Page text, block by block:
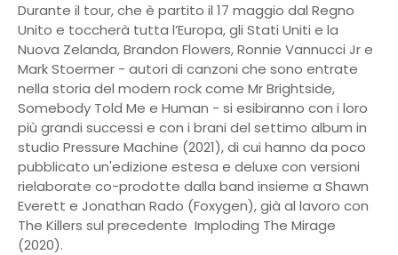
Durante il tour, che è partito il 17 maggio dal Regno
Unito e toccherà tutta l’Europa, gli Stati Uniti e la
Nuova Zelanda, Brandon Flowers, Ronnie Vannucci Jr e
Mark Stoermer - autori di canzoni che sono entrate
nella storia del modern rock come Mr Brightside,
Somebody Told Me e Human - si esibiranno con i loro
più grandi successi e con i brani del settimo album in
studio Pressure Machine (2021), di cui hanno da poco
pubblicato un'edizione estesa e deluxe con versioni
rielaborate co-prodotte dalla band insieme a Shawn
Everett e Jonathan Rado (Foxygen), già al lavoro con
The Killers sul precedente Imploding The Mirage
(2020).